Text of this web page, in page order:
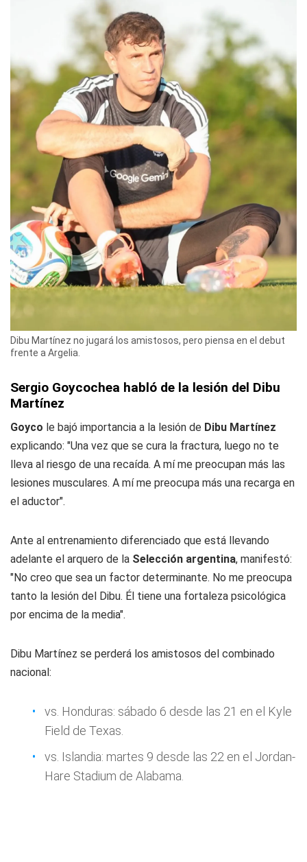
Dibu Martínez no jugará los amistosos, pero piensa en el debut
frente a Argelia.
Sergio Goycochea habló de la lesión del Dibu
Martínez
Goyco le bajó importancia a la lesión de Dibu Martínez
explicando: "Una vez que se cura la fractura, luego no te
lleva al riesgo de una recaída. A mí me preocupan más las
lesiones musculares. A mí me preocupa más una recarga en
el aductor".
Ante al entrenamiento diferenciado que está llevando
adelante el arquero de la Selección argentina, manifestó:
"No creo que sea un factor determinante. No me preocupa
tanto la lesión del Dibu. Él tiene una fortaleza psicológica
por encima de la media".
Dibu Martínez se perderá los amistosos del combinado
nacional:
vs. Honduras: sábado 6 desde las 21 en el Kyle
Field de Texas.
vs. Islandia: martes 9 desde las 22 en el Jordan-
Hare Stadium de Alabama.